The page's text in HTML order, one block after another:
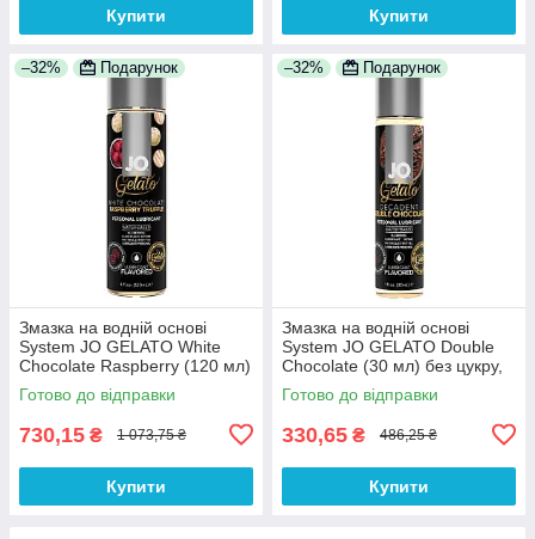
Купити Купити
–32% Подарунок
Змазка на водній основі
System JO GELATO White
Chocolate Raspberry (120 мл)
без цукру і парабенів 100%
Анонімності
Готово до відправки
730,15 ₴ 1 073,75 ₴
Купити
–32% Подарунок
Змазка на водній основі
System JO GELATO Double
Chocolate (30 мл) без цукру,
парабенів і гліколя 100%
Анонімності
Готово до відправки
330,65 ₴ 486,25 ₴
Купити